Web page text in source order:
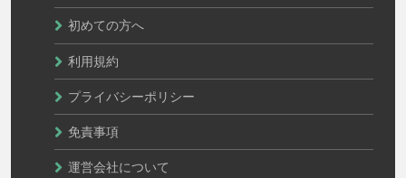
初めての方へ
利用規約
プライバシーポリシー
免責事項
運営会社について